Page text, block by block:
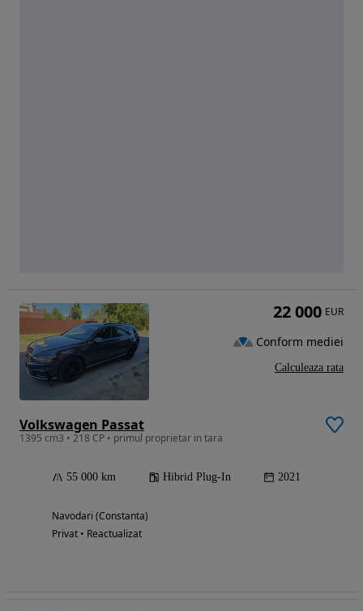
Volkswagen Passat
1395 cm3 • 218 CP • primul proprietar in tara
55 000 km Hibrid Plug-In 2021
Navodari (Constanta)
Privat • Reactualizat
22 000 EUR
Conform mediei
Calculeaza rata